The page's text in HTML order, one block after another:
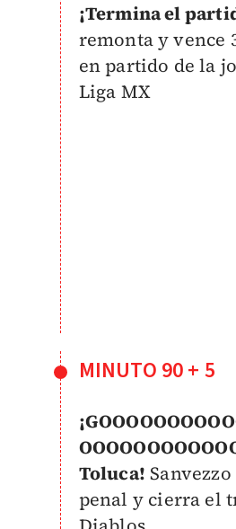
¡Termina el
remonta y vence
en partido de la
Liga MX
MINUTO 90 + 5
Toluca!
penal y cierra el